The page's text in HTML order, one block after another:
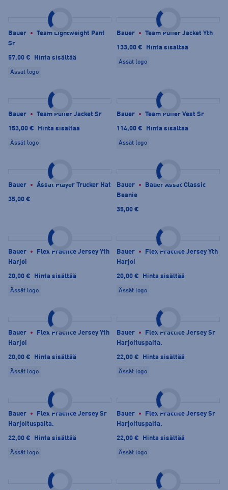
Bauer
Team Lightweight Pant
Sr
57,00 € Hinta sisältää
Ässät logo
Bauer Team Puffer Jacket Yth
133,00 € Hinta sisältää
Ässät logo
Bauer Team Puffer Jacket Sr
153,00 € Hinta sisältää
Ässät logo
Bauer Team Puffer Vest Sr
114,00 € Hinta sisältää
Ässät logo
Bauer Ässät Player Trucker Hat
35,00 €
Bauer
Bauer Ässät Classic
Beanie
35,00 €
Bauer
Flex Practice Jersey Yth
Harjoi
20,00 € Hinta sisältää
Ässät logo
Bauer
Flex Practice Jersey Yth
Harjoi
20,00 € Hinta sisältää
Ässät logo
Bauer
Flex Practice Jersey Yth
Harjoi
20,00 € Hinta sisältää
Ässät logo
Bauer
Flex Practice Jersey Sr
Harjoituspaita.
22,00 € Hinta sisältää
Ässät logo
Bauer
Flex Practice Jersey Sr
Harjoituspaita.
22,00 € Hinta sisältää
Ässät logo
Bauer
Flex Practice Jersey Sr
Harjoituspaita.
22,00 € Hinta sisältää
Ässät logo